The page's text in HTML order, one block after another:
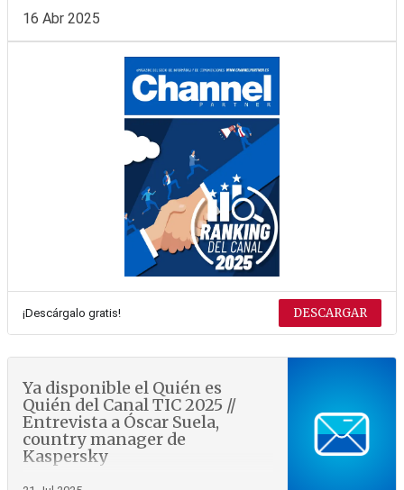
16 Abr 2025
¡Descárgalo gratis! DESCARGAR
Ya disponible el Quién es
Quién del Canal TIC 2025 //
Entrevista a Óscar Suela,
country manager de
Kaspersky